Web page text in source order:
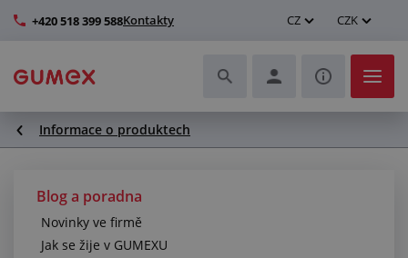
+420 518 399 588Kontakty CZ CZK
Hadice a jejich kompletace
Technické plasty
Informace o produktech
Blog a poradna
Novinky ve firmě
Jak se žije v GUMEXU